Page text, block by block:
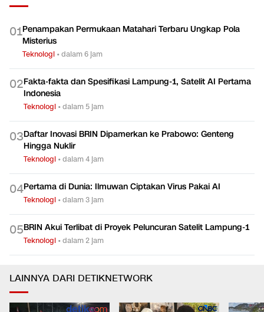
01Penampakan Permukaan Matahari Terbaru Ungkap Pola
Misterius
Teknologi •dalam 6 jam
02Fakta-fakta dan Spesifikasi Lampung-1, Satelit AI Pertama
Indonesia
Teknologi •dalam 5 jam
03Daftar Inovasi BRIN Dipamerkan ke Prabowo: Genteng
Hingga Nuklir
Teknologi •dalam 4 jam
04Pertama di Dunia: Ilmuwan Ciptakan Virus Pakai AI
Teknologi •dalam 3 jam
05BRIN Akui Terlibat di Proyek Peluncuran Satelit Lampung-1
Teknologi •dalam 2 jam
LAINNYA DARI DETIKNETWORK